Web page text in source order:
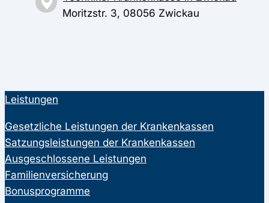
Moritzstr. 3, 08056 Zwickau
Leistungen
Gesetzliche Leistungen der Krankenkassen
Satzungsleistungen der Krankenkassen
Ausgeschlossene Leistungen
Familienversicherung
Bonusprogramme